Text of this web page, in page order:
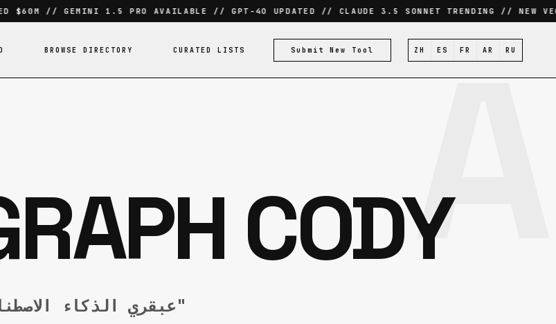
// GEMINI 1.5 PRO AVAILABLE // GPT-4O UPDATED // CLAUDE 3.5 SONNET TRENDING // NEW
BROWSE DIRECTORY CURATED LISTS Submit New Tool ZH ES FR AR RU
CODY
"عبقري الذكاء الاصطناعي الشخصي لقاعدة الكود الخاصة بك"